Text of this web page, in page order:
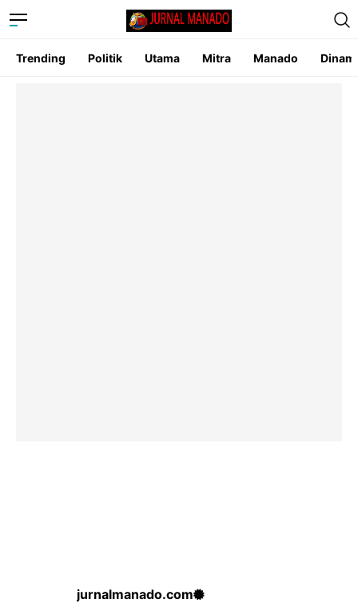
Trending Politik Utama Mitra Manado
jurnalmanado.com